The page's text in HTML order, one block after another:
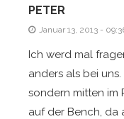
PETER
Januar 13, 2013 -
Ich werd mal
anders als bei
sondern mitten im
auf der Bench, da